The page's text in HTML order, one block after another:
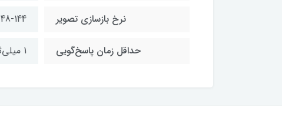
نرخ بازسازی تصویر 48-144 هرتز
حداقل زمان پاسخ‌گویی 1 میلی‌ثانیه